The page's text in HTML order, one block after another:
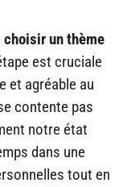
choisir un thème
est cruciale
et agréable au
contente pas
notre état
dans une
tout en